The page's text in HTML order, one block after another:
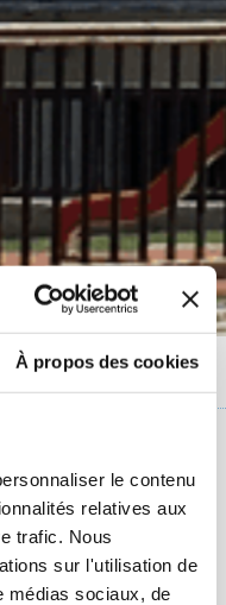
À propos des cookies
le contenu
relatives aux
trafic. Nous
sur l'utilisation de
médias sociaux, de
pied des